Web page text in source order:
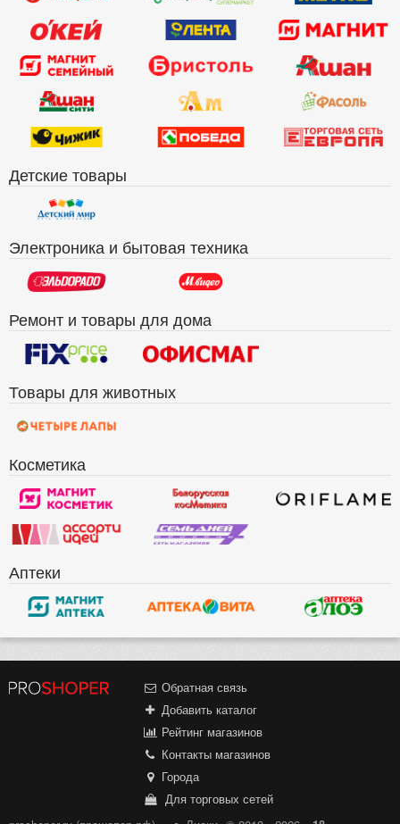
Детские товары
Электроника и бытовая техника
Ремонт и товары для дома
Товары для животных
Косметика
Аптеки
Обратная связь
Добавить каталог
Рейтинг магазинов
Контакты магазинов
Города
Для торговых сетей